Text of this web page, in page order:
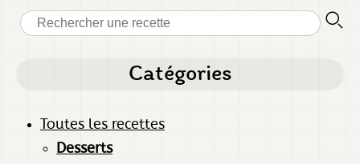
Catégories
Toutes les recettes
Desserts